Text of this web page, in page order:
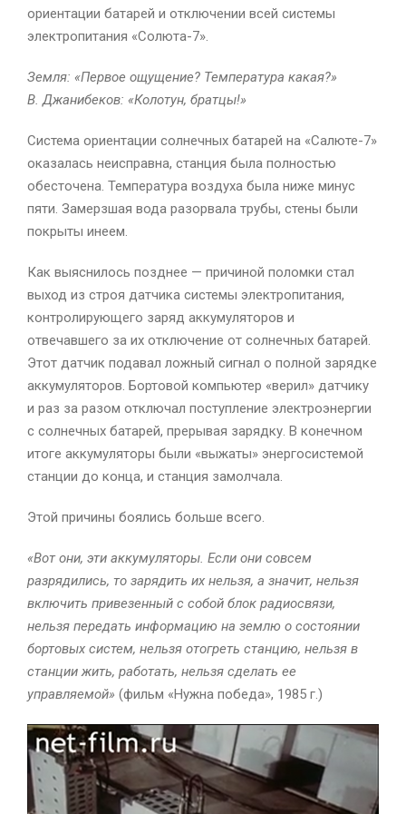
ориентации батарей и отключении всей системы
электропитания «Солюта-7».
Земля: «Первое ощущение? Температура какая?»
В. Джанибеков: «Колотун, братцы!»
Система ориентации солнечных батарей на «Салюте-7»
оказалась неисправна, станция была полностью
обесточена. Температура воздуха была ниже минус
пяти. Замерзшая вода разорвала трубы, стены были
покрыты инеем.
Как выяснилось позднее — причиной поломки стал
выход из строя датчика системы электропитания,
контролирующего заряд аккумуляторов и
отвечавшего за их отключение от солнечных батарей.
Этот датчик подавал ложный сигнал о полной зарядке
аккумуляторов. Бортовой компьютер «верил» датчику
и раз за разом отключал поступление электроэнергии
с солнечных батарей, прерывая зарядку. В конечном
итоге аккумуляторы были «выжаты» энергосистемой
станции до конца, и станция замолчала.
Этой причины боялись больше всего.
«Вот они, эти аккумуляторы. Если они совсем
разрядились, то зарядить их нельзя, а значит, нельзя
включить привезенный с собой блок радиосвязи,
нельзя передать информацию на землю о состоянии
бортовых систем, нельзя отогреть станцию, нельзя в
станции жить, работать, нельзя сделать ее
управляемой» (фильм «Нужна победа», 1985 г.)